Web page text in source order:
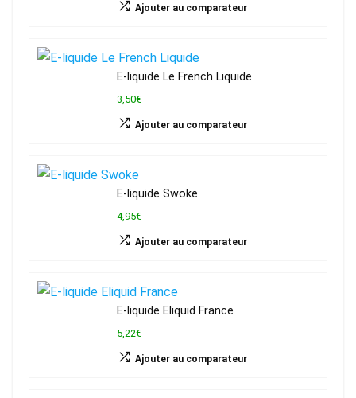
Ajouter au comparateur
E-liquide Le French Liquide
3,50€
Ajouter au comparateur
E-liquide Swoke
4,95€
Ajouter au comparateur
E-liquide Eliquid France
5,22€
Ajouter au comparateur